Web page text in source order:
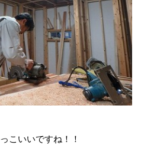
こいいですね！！